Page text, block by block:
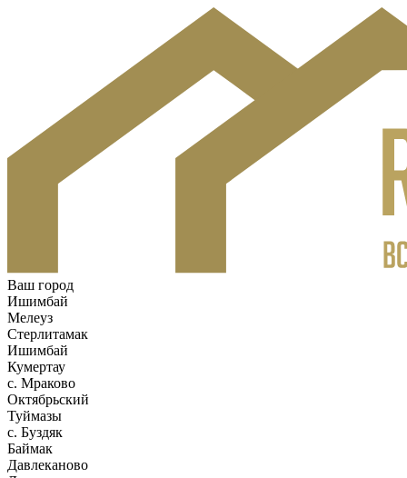
Ваш город
Ишимбай
Мелеуз
Стерлитамак
Ишимбай
Кумертау
c. Мраково
Октябрьский
Туймазы
c. Буздяк
Баймак
Давлеканово